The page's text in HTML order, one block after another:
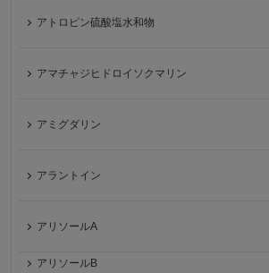
アトロピン硫酸塩水和物
アマチャジヒドロイソクマリン
アミグダリン
アラントイン
アリソールA
アリソールB